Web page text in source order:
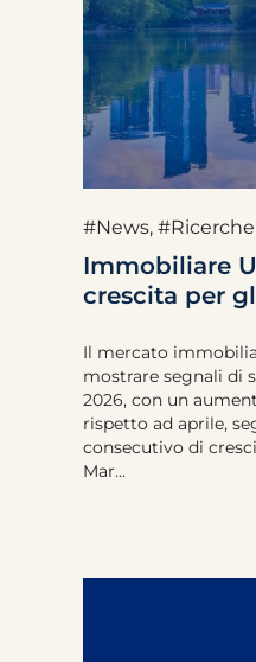
#News,
Immobiliare
crescita per
Il mercato
mostrare segnali di
2026, con un
rispetto ad aprile,
consecutivo di
Mar...